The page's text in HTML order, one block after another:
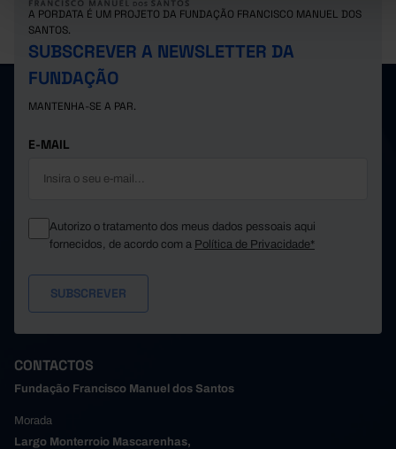
Suíça
A PORDATA É UM PROJETO DA FUNDAÇÃO FRANCISCO MANUEL DOS
SANTOS.
SUBSCREVER A NEWSLETTER DA
FUNDAÇÃO
MANTENHA-SE A PAR.
E-MAIL
Autorizo o tratamento dos meus dados pessoais aqui
fornecidos, de acordo com a Política de Privacidade*
CONTACTOS
Fundação Francisco Manuel dos Santos
Morada
Largo Monterroio Mascarenhas,